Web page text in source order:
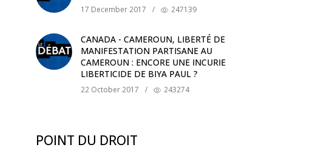
17 December 2017 / 247139
CANADA - CAMEROUN, LIBERTÉ DE
MANIFESTATION PARTISANE AU
CAMEROUN : ENCORE UNE INCURIE
LIBERTICIDE DE BIYA PAUL ?
22 October 2017 / 243274
POINT DU DROIT